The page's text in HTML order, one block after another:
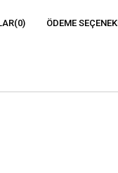
(0) ÖDEME